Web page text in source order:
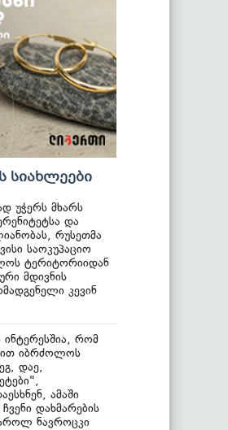
სიახლეები
უჭერს მხარს
და
რუსეთმა
საოკუპაციო
ტერიტორიიდან
მდივნის
კევინ
რომ
იბრძოლოს
დაე,
ამაში
დახმარების
ნავროცკი